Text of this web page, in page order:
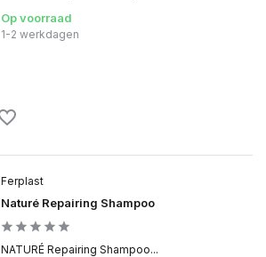
Ferplast
Naturé Repairing Shampoo
NATURÉ Repairing Shampoo...
Op voorraad
1-2 werkdagen